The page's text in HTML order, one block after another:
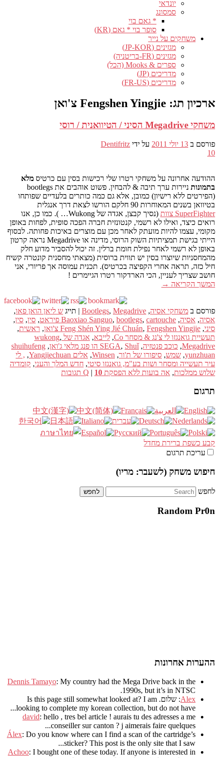
יונדאי
סמסונג
* גאם בוי
סופר בוי * גאם (KR)
משחקים על נייר
מגזינים (JP-KOR)
מגזינים (FR-בריטניה)
ספרים & Mooks (הכל)
מדריכים (JP)
מדריכים (FR-US)
ארכיון תג: Fengshen Yingjie צ'ואן
משחקי Megadrive הסיני / הטיוואנית / רוסי
פורסם ב 13 יולי 2011 על ידי Dentifritz
10
ההודעה אחרונה על משחקי רטרו שלי רכישות בסין עם כרטיס מלא
בתמונות
ניירות ערך תיבה & להבחין. פשוט אוהבים את bootlegs
(הפירטים ללא רישיון) כמובן, אלא גם כמה כותרים בלעדיים שפותחו
בטיוואן בשנים המאוחרות 90 חלקם הורשו לצאת דרך אנגלית
SuperFighter צוות
(נסיך קבצן, אגדה של Wukong… ). כמו כן, אנו
רואים כיצד, ואילו לא רשמי, קנטונזית חברה הפכה סופית, לפחות באופן
מקומי, עצמו להיות מועתק לאחר מכן עם מוצרים באיכות פחותה. לבסוף
הייתי בגישת תמציתיות השוק הרוסי, מדינה או Megadrive נראה קרטון
באופן לא רשמי לאחר נפילת חומת ברלין. זה יכול להסביר מדוע חלק
מהמחסניות שיוצרו בסין יש תווית ברוסית (מצאתי מחסנית קונטרה קשיח
חיל כזה, תראה אחרי הקפיצה בכרטיס). תכנית עמוסה אך פריורי, אני
חושב שצריך לעניין, הכי הארדקור רטרו הגיימרים !
המשך הקריאה →
פורסם ב משחקי אסיה,
Bootlegs, Megadrive
| תייג ש ליאן הואן פאו,
אסיה, אסיה,
Baoxiao Sanguo, bootlegs, cartouche פיראט , סין, סין,
סיני,
Feng Shén Ying Jié Chuán, Fengshen Yingjie צ'ואן , ראשית,
תעשיית גואנגזו לי צ'נג & מסחר Co
, לייבא, אגדה של wukong ,
Megadrive
, כוכב פנטזיה,
SEGA, Shuǐ הו פנג מלאי ג'ואן ,
shuihufeng
yunzhuan
, שמש, סיפורו של ת'ור,
Winsen
, אלים Yangjiechuan , , לי
עיר תעשייה ומסחר ושות בע"מ, גואנגזו סיטי, חדש המלך והעני, קומדיה
שלוש ממלכות, אה בועות ללא הפסקת Q | 10 תגובות
תרגום
קבע כשפת ברירת מחדל
עריכת תרגום
חיפוש משחק (לשעבר: מריו)
לחפש
Random Pr0n
ההערות אחרונות
Dennis Tamayo: My country had the Mega Drive back in the
1990s, but it’s in NTSC
.
Alex: שלום. Is this page still somewhat looked at? I am
looking to complete my korean collection, but do not have..
.
david: hello , tres bel article ! aurais tu des adresses a me
conseiller sur canton ? j aimerais faire quelques..
.
Álex: Do you know where can I find a scan of the cartridge’s
sticker? This post is the only site that I saw...
Achoo: I bought one of these today. If anyone is interested in